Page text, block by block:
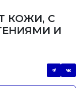
КОЖИ, С
И